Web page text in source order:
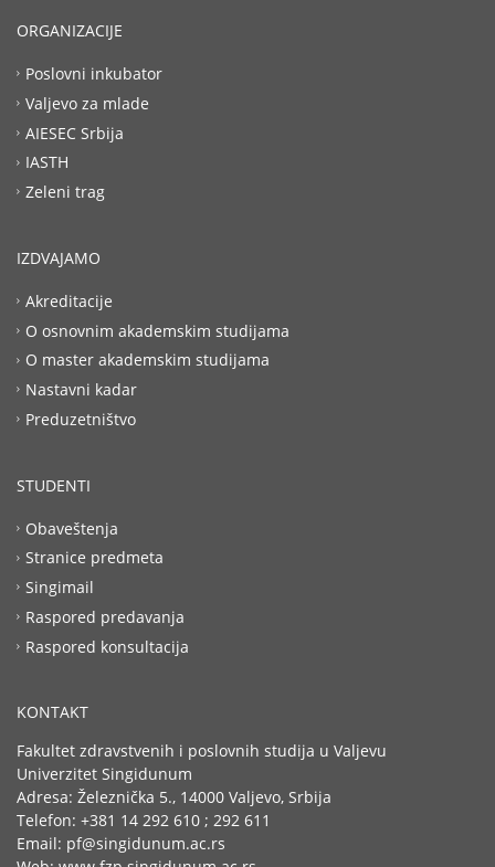
ORGANIZACIJE
Poslovni inkubator
Valjevo za mlade
AIESEC Srbija
IASTH
Zeleni trag
IZDVAJAMO
Akreditacije
O osnovnim akademskim studijama
O master akademskim studijama
Nastavni kadar
Preduzetništvo
STUDENTI
Obaveštenja
Stranice predmeta
Singimail
Raspored predavanja
Raspored konsultacija
KONTAKT
Fakultet zdravstvenih i poslovnih studija u Valjevu
Univerzitet Singidunum
Adresa: Železnička 5., 14000 Valjevo, Srbija
Telefon: +381 14 292 610 ; 292 611
Email: pf@singidunum.ac.rs